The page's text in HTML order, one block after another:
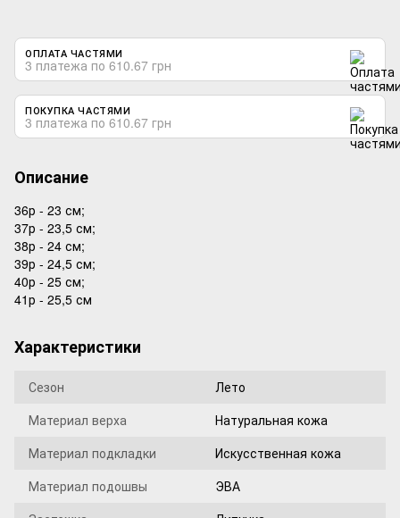
ОПЛАТА ЧАСТЯМИ
3 платежа по 610.67 грн
ПОКУПКА ЧАСТЯМИ
3 платежа по 610.67 грн
Описание
36р - 23 см;
37р - 23,5 см;
38р - 24 см;
39р - 24,5 см;
40р - 25 см;
41р - 25,5 см
Характеристики
Сезон
Лето
Материал верха
Натуральная кожа
Материал подкладки
Искусственная кожа
Материал подошвы
ЭВА